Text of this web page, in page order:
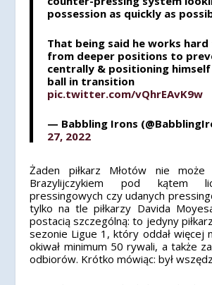
possession as quickly as
That being said he works
from deeper positions to
centrally & positioning
ball in transition
pic.twitter.com/vQhrEAvK9w
— Babbling Irons
27, 2022
Żaden piłkarz Młotów nie
Brazylijczykiem pod kątem
pressingowych czy udanych
tylko na tle piłkarzy Davida
postacią szczególną: to jedyny
sezonie Ligue 1, który oddał więcej
okiwał minimum 50 rywali, a także
odbiorów. Krótko mówiąc: był